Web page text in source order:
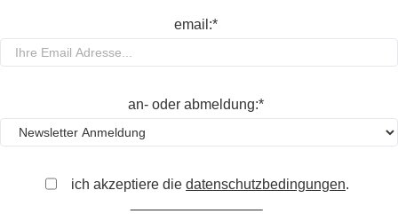
email:*
an- oder abmeldung:*
ich akzeptiere die datenschutzbedingungen.